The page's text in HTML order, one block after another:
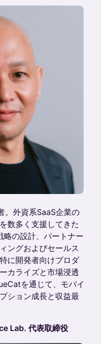
。外資系SaaS企業の
数多く支援してきた
の設計、パートナー
ングおよびセールス
に開発者向けプロダ
カライズと市場浸透
を通じて、モバイ
ション成長と収益最
Lab. 代表取締役